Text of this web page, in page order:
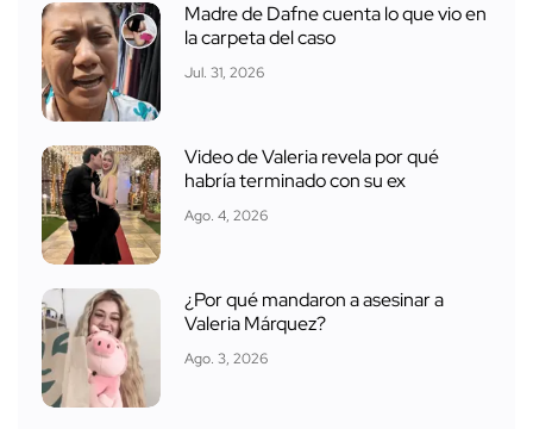
Madre de Dafne cuenta lo que vio en
la carpeta del caso
Jul. 31, 2026
Video de Valeria revela por qué
habría terminado con su ex
Ago. 4, 2026
¿Por qué mandaron a asesinar a
Valeria Márquez?
Ago. 3, 2026